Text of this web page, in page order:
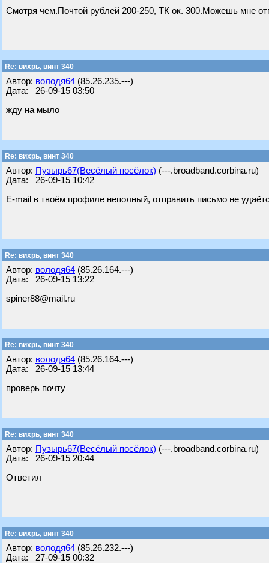
Смотря чем.Почтой рублей 200-250, ТК ок. 300.Можешь мне
Re: вихрь, винт 340
Автор: володя64 (85.26.235.---)
Дата: 26-09-15 03:50
жду на мыло
Re: вихрь, винт 340
Автор: Пузырь67(Весёлый посёлок) (---.broadband.corbina.ru)
Дата: 26-09-15 10:42
E-mail в твоём профиле неполный, отправить письмо не
Re: вихрь, винт 340
Автор: володя64 (85.26.164.---)
Дата: 26-09-15 13:22
spiner88@mail.ru
Re: вихрь, винт 340
Автор: володя64 (85.26.164.---)
Дата: 26-09-15 13:44
проверь почту
Re: вихрь, винт 340
Автор: Пузырь67(Весёлый посёлок) (---.broadband.corbina.ru)
Дата: 26-09-15 20:44
Ответил
Re: вихрь, винт 340
Автор: володя64 (85.26.232.---)
Дата: 27-09-15 00:32